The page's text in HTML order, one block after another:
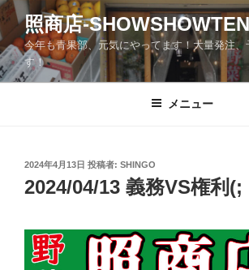
コ
テ
ン
ツ
照商店-
今年も青果部、元気にやってます！大量発注
す！
メニュー
投
稿
日:
2024年4月13日 投稿者: SHINGO
2024/04/13 義務VS権利(;